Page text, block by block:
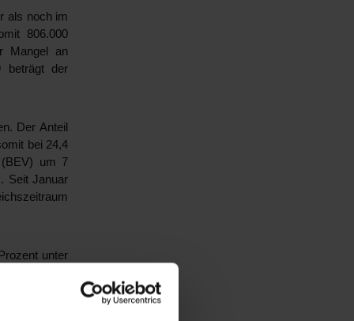
als noch im
806.000
Mangel an
beträgt der
Der Anteil
bei 24,4
(BEV) um 7
Seit Januar
unter